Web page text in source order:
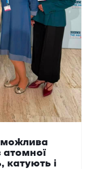
атомної
катують і